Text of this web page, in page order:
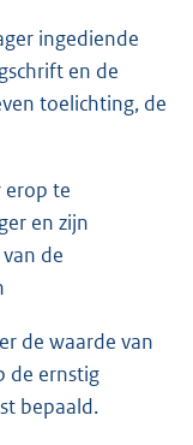
ingediende
en de
toelichting, de
erop te
en zijn
de
de waarde van
de ernstig
bepaald.